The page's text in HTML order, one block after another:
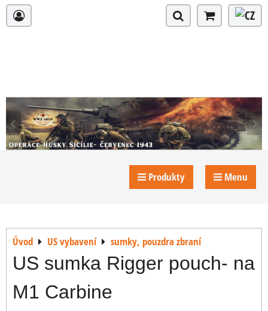
Produkty Menu
Úvod US vybavení sumky, pouzdra zbraní
US sumka Rigger pouch- na
M1 Carbine